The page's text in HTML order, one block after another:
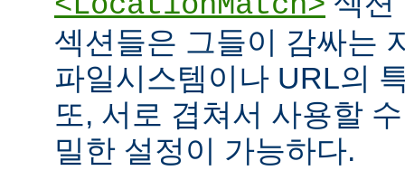
섹션들은 그들이 감싸는
파일시스템이나 URL의
또, 서로 겹쳐서 사용할
밀한 설정이 가능하다.